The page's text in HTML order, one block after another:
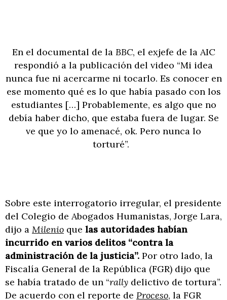
En el documental de la BBC, el exjefe de la AIC
respondió a la publicación del video “Mi idea
nunca fue ni acercarme ni tocarlo. Es conocer en
ese momento qué es lo que había pasado con los
estudiantes […] Probablemente, es algo que no
debía haber dicho, que estaba fuera de lugar. Se
ve que yo lo amenacé, ok. Pero nunca lo
torturé”.
Sobre este interrogatorio irregular, el presidente
del Colegio de Abogados Humanistas, Jorge Lara,
dijo a Milenio que las autoridades habían
incurrido en varios delitos “contra la
administración de la justicia”. Por otro lado, la
Fiscalía General de la República (FGR) dijo que
se había tratado de un “rally delictivo de tortura”.
De acuerdo con el reporte de Proceso, la FGR